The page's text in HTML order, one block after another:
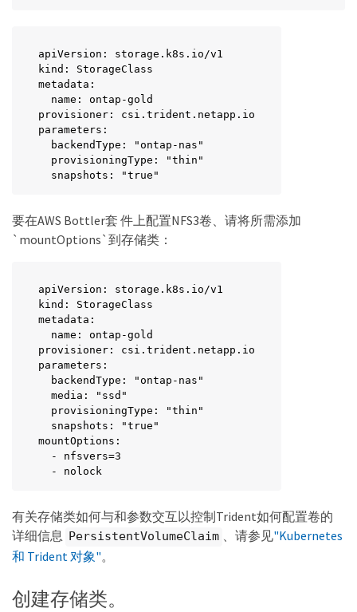
apiVersion: storage.k8s.io/v1
kind: StorageClass
metadata:
  name: ontap-gold
provisioner: csi.trident.netapp.io
parameters:
  backendType: "ontap-nas"
  provisioningType: "thin"
  snapshots: "true"
要在AWS Bottler套 件上配置NFS3卷、请将所需添加
`mountOptions`到存储类：
apiVersion: storage.k8s.io/v1
kind: StorageClass
metadata:
  name: ontap-gold
provisioner: csi.trident.netapp.io
parameters:
  backendType: "ontap-nas"
  media: "ssd"
  provisioningType: "thin"
  snapshots: "true"
mountOptions:
  - nfsvers=3
  - nolock
有关存储类如何与和参数交互以控制Trident如何配置卷的
详细信息
PersistentVolumeClaim 、请参见"Kubernetes
和 Trident 对象"。
创建存储类。